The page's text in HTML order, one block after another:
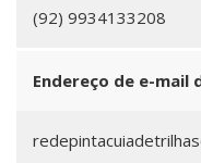
(92) 9934133208
Endereço de e-